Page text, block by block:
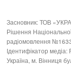
Засновник: ТОВ
Рішення
радіомовлення
Ідентифікатор медіа:
Україна, м. Вінниця